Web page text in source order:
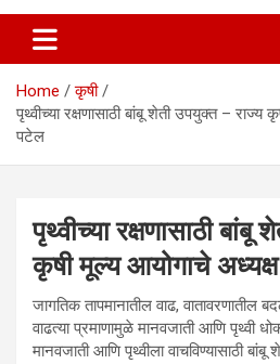
Home
कृषी
पृथ्वीच्या रक्षणासाठी बांबू शेती उपयुक्त – राज्य
पटेल
पृथ्वीच्या रक्षणासाठी
कृषी मूल्य आयोगाचे
जागतिक तापमानातील वाढ, वातावरणातील
वाढत्या प्रमाणामुळे मानवजाती आणि पृथ्वी
मानवजाती आणि पृथ्वीला वाचविण्यासाठी